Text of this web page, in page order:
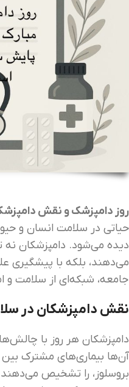
روز دامپزشک و نقش
حیاتی در سلامت انسان و
دیده می‌شود. دامپزشکان نه
می‌دهند، بلکه با پیشگیری
جامعه، شبکه‌ای از سلامت و
نقش دامپزشکان در
دامپزشکان هر روز با
آن‌ها بیماری‌های مشترک بین
بروسلوز، را تشخیص